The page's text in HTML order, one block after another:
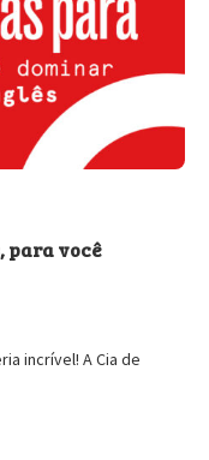
para você
incrível! A Cia de